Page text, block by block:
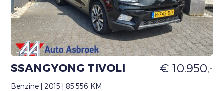
SSANGYONG TIVOLI € 10.950,-
Benzine | 2015 | 85.556 KM